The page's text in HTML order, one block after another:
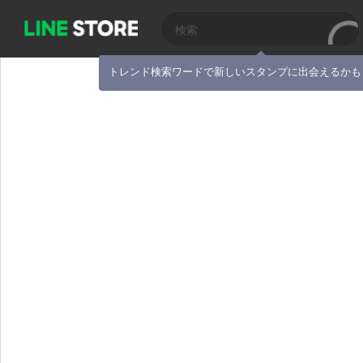
トレンド検索ワードで新しいスタンプに出会えるか